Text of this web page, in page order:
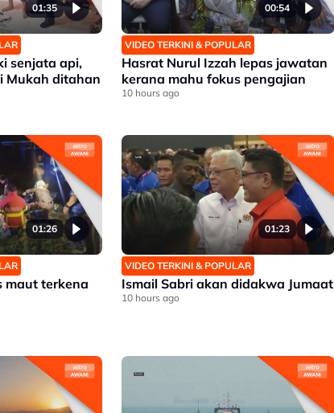
01:35
senjata api,
Mukah ditahan
00:54
VIDEO TERKINI & POPULAR
Hasrat Nurul Izzah lepas jawatan
kerana mahu fokus pengajian
10 hours ago
01:26
maut terkena
01:23
VIDEO TERKINI & POPULAR
Ismail Sabri akan didakwa Jumaat
10 hours ago